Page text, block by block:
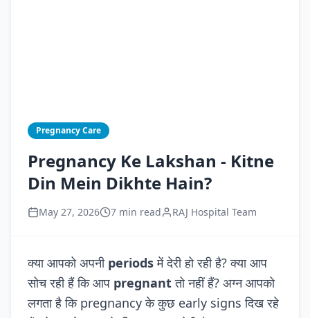
Pregnancy Care
Pregnancy Ke Lakshan - Kitne
Din Mein Dikhte Hain?
May 27, 2026 7 min read RAJ Hospital Team
क्या आपको अपनी periodsमें देरी हो रही है? क्या आप
सोच रही हैं कि आप pregnantतो नहीं हैं? अग्न आपको
लगता है कि pregnancy के कुछ early signs दिख रहे